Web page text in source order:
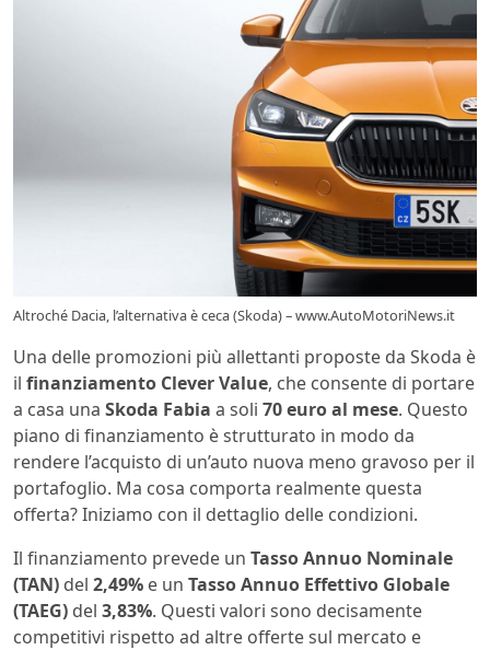
Altroché Dacia, l’alternativa è ceca (Skoda) – www.AutoMotoriNews.it
Una delle promozioni più allettanti proposte da Skoda è
il finanziamento Clever Value, che consente di portare
a casa una Skoda Fabia a soli 70 euro al mese. Questo
piano di finanziamento è strutturato in modo da
rendere l’acquisto di un’auto nuova meno gravoso per il
portafoglio. Ma cosa comporta realmente questa
offerta? Iniziamo con il dettaglio delle condizioni.
Il finanziamento prevede un Tasso Annuo Nominale
(TAN) del 2,49% e un Tasso Annuo Effettivo Globale
(TAEG) del 3,83%. Questi valori sono decisamente
competitivi rispetto ad altre offerte sul mercato e